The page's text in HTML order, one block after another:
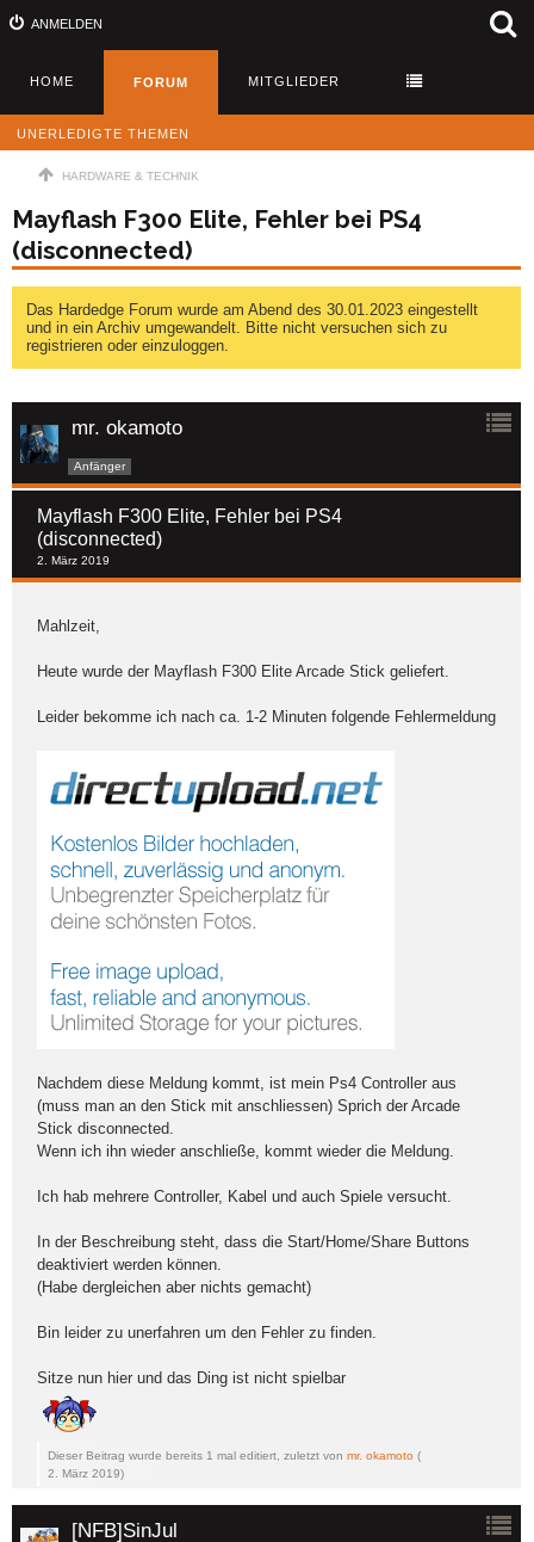
ANMELDEN
HOME FORUM MITGLIEDER
UNERLEDIGTE THEMEN
HARDWARE & TECHNIK
Mayflash F300 Elite, Fehler bei PS4
(disconnected)
Das Hardedge Forum wurde am Abend des 30.01.2023 eingestellt
und in ein Archiv umgewandelt. Bitte nicht versuchen sich zu
registrieren oder einzuloggen.
mr. okamoto
Anfänger
Mayflash F300 Elite, Fehler bei PS4
(disconnected)
2. März 2019
Mahlzeit,
Heute wurde der Mayflash F300 Elite Arcade Stick geliefert.
Leider bekomme ich nach ca. 1-2 Minuten folgende Fehlermeldung
Nachdem diese Meldung kommt, ist mein Ps4 Controller aus
(muss man an den Stick mit anschliessen) Sprich der Arcade
Stick disconnected.
Wenn ich ihn wieder anschließe, kommt wieder die Meldung.
Ich hab mehrere Controller, Kabel und auch Spiele versucht.
In der Beschreibung steht, dass die Start/Home/Share Buttons
deaktiviert werden können.
(Habe dergleichen aber nichts gemacht)
Bin leider zu unerfahren um den Fehler zu finden.
Sitze nun hier und das Ding ist nicht spielbar
Dieser Beitrag wurde bereits 1 mal editiert, zuletzt von mr. okamoto (
2. März 2019)
[NFB]SinJul